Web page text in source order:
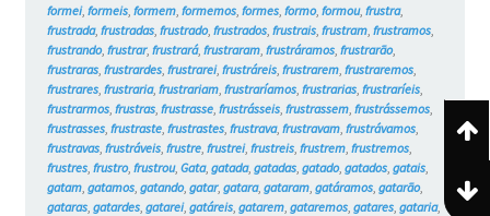
formei, formeis, formem, formemos, formes, formo, formou, frustra,
frustrada, frustradas, frustrado, frustrados, frustrais, frustram, frustramos,
frustrando, frustrar, frustrará, frustraram, frustráramos, frustrarão,
frustraras, frustrardes, frustrarei, frustráreis, frustrarem, frustraremos,
frustrares, frustraria, frustrariam, frustraríamos, frustrarias, frustraríeis,
frustrarmos, frustras, frustrasse, frustrásseis, frustrassem, frustrássemos,
frustrasses, frustraste, frustrastes, frustrava, frustravam, frustrávamos,
frustravas, frustráveis, frustre, frustrei, frustreis, frustrem, frustremos,
frustres, frustro, frustrou, Gata, gatada, gatadas, gatado, gatados, gatais,
gatam, gatamos, gatando, gatar, gatara, gataram, gatáramos, gatarão,
gataras, gatardes, gatarei, gatáreis, gatarem, gataremos, gatares, gataria,